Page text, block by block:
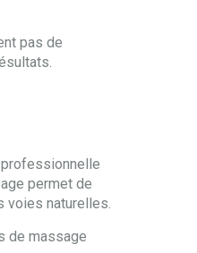
pas de
permet de
voies naturelles.
de massage